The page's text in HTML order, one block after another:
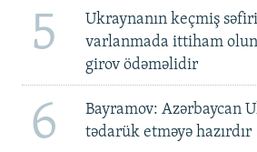
5
Ukraynanın keçmiş
varlanmada ittiham
girov ödəməlidir
6
Bayramov: Azərbaycan
tədarük etməyə hazırdır